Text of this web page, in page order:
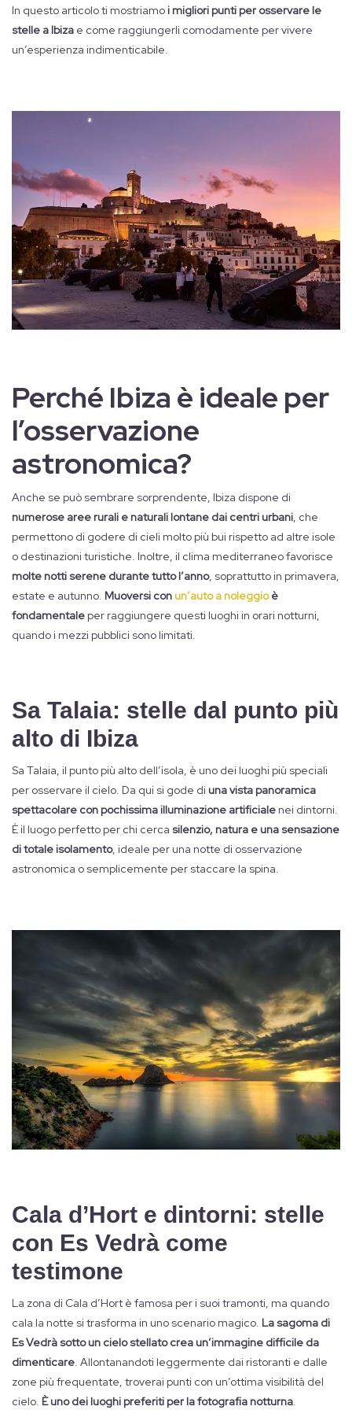
In questo articolo ti mostriamoi migliori punti per osservare le
stelle a Ibiza e come raggiungerli comodamente per vivere
un’esperienza indimenticabile.
Perché Ibiza è ideale per
l’osservazione
astronomica?
Anche se può sembrare sorprendente, Ibiza dispone di
numerose aree rurali e naturali lontane dai centri urbani, che
permettono di godere di cieli molto più bui rispetto ad altre isole
o destinazioni turistiche. Inoltre, il clima mediterraneo favorisce
molte notti serene durante tutto l’anno, soprattutto in primavera,
estate e autunno. Muoversi con un’auto a noleggioè
fondamentale per raggiungere questi luoghi in orari notturni,
quando i mezzi pubblici sono limitati.
Sa Talaia: stelle dal punto più
alto di Ibiza
Sa Talaia, il punto più alto dell’isola, è uno dei luoghi più speciali
per osservare il cielo. Da qui si gode di una vista panoramica
spettacolare con pochissima illuminazione artificiale nei dintorni.
È il luogo perfetto per chi cerca silenzio, natura e una sensazione
di totale isolamento, ideale per una notte di osservazione
astronomica o semplicemente per staccare la spina.
Cala d’Hort e dintorni: stelle
con Es Vedrà come
testimone
La zona di Cala d’Hort è famosa per i suoi tramonti, ma quando
cala la notte si trasforma in uno scenario magico. La sagoma di
Es Vedrà sotto un cielo stellato crea un’immagine difficile da
dimenticare. Allontanandoti leggermente dai ristoranti e dalle
zone più frequentate, troverai punti con un’ottima visibilità del
cielo. È uno dei luoghi preferiti per la fotografia notturna.